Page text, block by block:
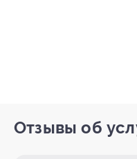
Отзывы об